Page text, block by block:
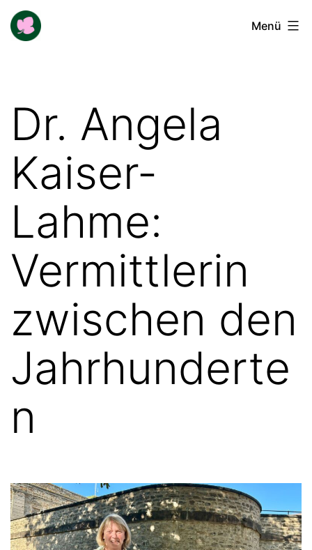
Zum
Inhalt
Buga-
Menü
Dr. Angela
Kaiser-
Lahme:
Vermittlerin
zwischen den
Jahrhunderte
n